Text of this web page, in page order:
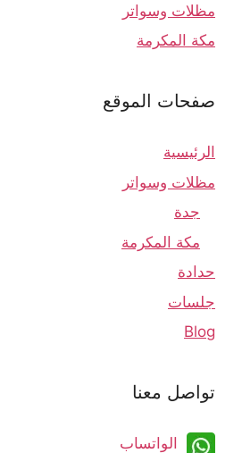
مظلات وسواتر
مكة المكرمة
صفحات الموقع
الرئيسية
مظلات وسواتر
جدة
مكة المكرمة
حدادة
جلسات
Blog
تواصل معنا
الواتساب